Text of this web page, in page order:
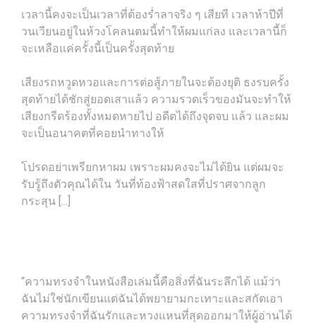
เวลานี้คงจะเป็นเวลาที่ต้องร่ำลาจริง ๆ เสียที เวลาห้าปีที่
วนเวียนอยู่ในห้วงโคลนตมนี้ทําให้ผมแก่ลง และเวลานี้ก็
จะเหลือแค่ครั้งนี้เป็นครั้งสุดท้าย
เสียงรถหวูดหวอและการต่อสู้ภายในจะต้องยุติ ธงรบครั้ง
สุดท้ายได้ชักสู่ยอดเสาแล้ว ความรวดเร็วของมันจะทําให้
เสียงกรีดร้องทั้งหมดหายไป อดีตได้ถึงจุดจบ แล้ว และผม
จะเป็นอนาคตที่คอยนําทางให้
โปรดอย่าเพรียกหาผม เพราะผมคงจะไม่ได้ยิน แต่ผมจะ
รับรู้ถึงตัวคุณได้ใน วันที่ท้องฟ้าสดใสที่ปราศจากลูก
กระสุน [...]
“ความทรงจำในหนังสือเล่มนี้คือสิ่งที่ฉันระลึกได้ แม้ว่า
ฉันไม่ใช่นักเขียนแต่ฉันได้พยายามกะเทาะและสกัดเอา
ความทรงจำที่ฉันรักและหวงแหนที่สุดออกมาให้ผู้อ่านได้